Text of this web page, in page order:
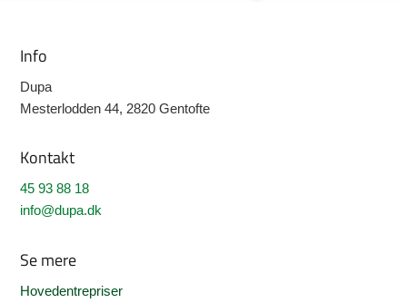
Info
Dupa
Mesterlodden 44, 2820 Gentofte
Kontakt
45 93 88 18
info@dupa.dk
Se mere
Hovedentrepriser